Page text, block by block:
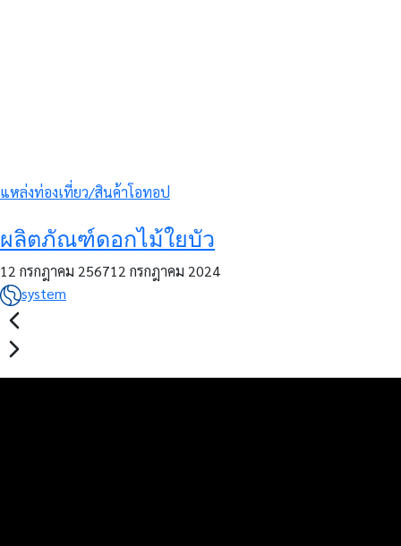
แหล่งท่องเที่ยว/สินค้าโอทอป
ผลิตภัณฑ์ดอกไม้ใยบัว
12 กรกฎาคม 256712 กรกฎาคม 2024
system